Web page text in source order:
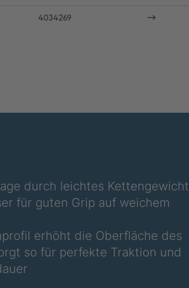
4034269
4034377
4037710
4037712
4039303
4039501
durch leichtes Kettengewicht
für guten Grip auf weichem
erhöht die Oberfläche des
so für perfekte Traktion und